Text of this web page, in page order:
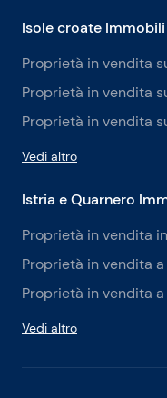
Isole croate Immobili
Proprietà in vendita
Proprietà in vendita
Proprietà in vendita
Vedi altro
Istria e Quarnero
Proprietà in vendita
Proprietà in vendita
Proprietà in vendita
Vedi altro